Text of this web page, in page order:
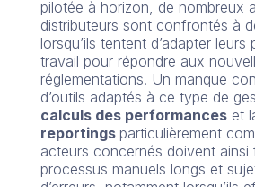
pilotée à horizon, de nombreux
distributeurs sont confrontés à
lorsqu’ils tentent d’adapter leurs
travail pour répondre aux
réglementations. Un manque
d’outils adaptés à ce type de
calculs des performanceset
reportings particulièrement
acteurs concernés doivent
processus manuels longs et